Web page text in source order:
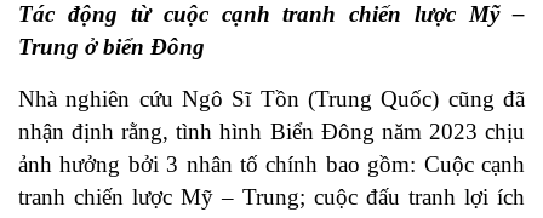
Tác động từ cuộc cạnh tranh chiến lược Mỹ –
Trung ở biển Đông
Nhà nghiên cứu Ngô Sĩ Tồn (Trung Quốc) cũng đã
nhận định rằng, tình hình Biển Đông năm 2023 chịu
ảnh hưởng bởi 3 nhân tố chính bao gồm: Cuộc cạnh
tranh chiến lược Mỹ – Trung; cuộc đấu tranh lợi ích